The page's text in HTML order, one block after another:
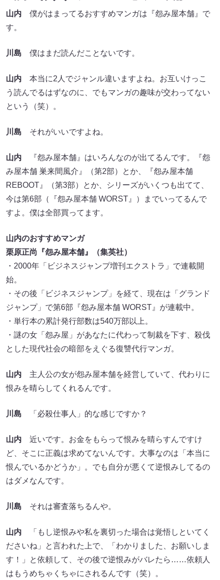
山内 僕がはまってるおすすめマンガは『怨み屋本舗』で
す。
川島 僕はまだ読んだことないです。
山内 本当に2人でジャンル違いますよね。お互いけっこ
う読んでるはずなのに、でもマンガの趣味が交わってない
という（笑）。
川島 それがいいですよね。
山内 『怨み屋本舗』はいろんなのが出てるんです。『怨
み屋本舗 巣来間風介』（第2部）とか、『怨み屋本舗
REBOOT』（第3部）とか、シリーズがいくつも出てて、
今は第6部（『怨み屋本舗 WORST』）までいってるんで
すよ。僕は全部買ってます。
山内のおすすめマンガ
栗原正尚『怨み屋本舗』（集英社）
・2000年「ビジネスジャンプ増刊エクストラ」で連載開
始。
・その後「ビジネスジャンプ」を経て、現在は「グランド
ジャンプ」で第6部『怨み屋本舗 WORST』が連載中。
・単行本の累計発行部数は540万部以上。
・謎の女「怨み屋」があなたに代わって制裁を下す、殺伐
とした現代社会の暗部をえぐる復讐代行マンガ。
山内 主人公の女が怨み屋本舗を経営していて、代わりに
恨みを晴らしてくれるんです。
川島 「必殺仕事人」的な感じですか？
山内 近いです。お金をもらって恨みを晴らすんですけ
ど、そこに正義は求めてないんです。大事なのは「本当に
恨んでいるかどうか」。でも自分が悪くて逆恨みしてるの
はダメなんです。
川島 それは審査落ちるんや。
山内 「もし逆恨みや私を裏切った場合は覚悟しといてく
ださいね」と言われた上で、「わかりました、お願いしま
す！」と依頼して、その後で逆恨みがバレたら……依頼人
はもうめちゃくちゃにされるんです（笑）。